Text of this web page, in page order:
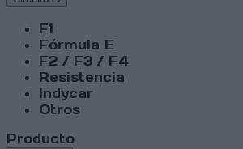
F1
Fórmula E
F2 / F3 / F4
Resistencia
Indycar
Otros
Producto